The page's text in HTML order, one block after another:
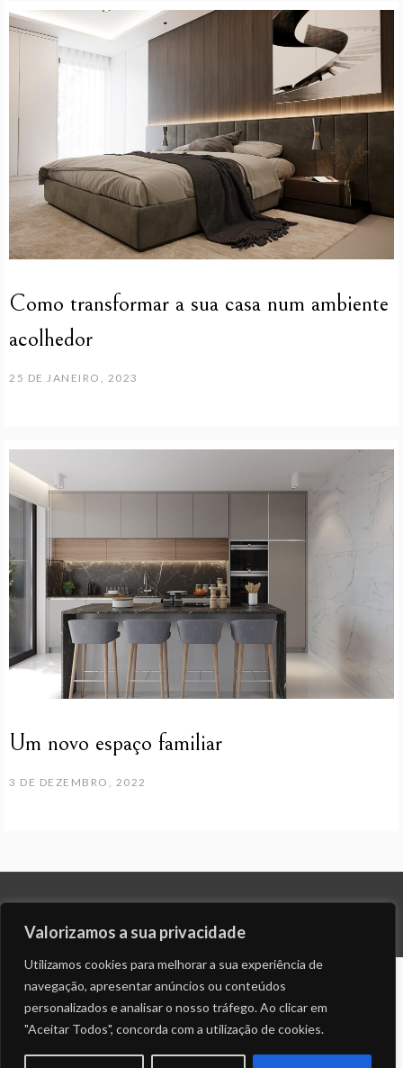
Valorizamos a sua privacidade
Utilizamos cookies para melhorar a sua experiência de
navegação, apresentar anúncios ou conteúdos
personalizados e analisar o nosso tráfego. Ao clicar em
"Aceitar Todos", concorda com a utilização de cookies.
Como transformar a sua casa num ambiente
acolhedor
25 DE JANEIRO, 2023
Um novo espaço familiar
3 DE DEZEMBRO, 2022